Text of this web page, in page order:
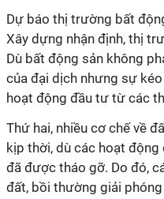
Dự báo thị trường bất
Xây dựng nhận định, thị
Dù bất động sản không
của đại dịch nhưng sự
hoạt động đầu tư từ các
Thứ hai, nhiều cơ chế về
kịp thời, dù các hoạt
đã được tháo gỡ. Do đó,
đất, bồi thường giải